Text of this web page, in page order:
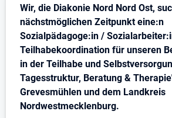
Stellenbeschreibung
Wir, die Diakonie Nord Nord Ost,
nächstmöglichen Zeitpunkt eine:n
Sozialpädagoge:in /
Teilhabekoordination für unseren
in der Teilhabe und
Tagesstruktur, Beratung &
Grevesmühlen und dem Landkreis
Nordwestmecklenburg.